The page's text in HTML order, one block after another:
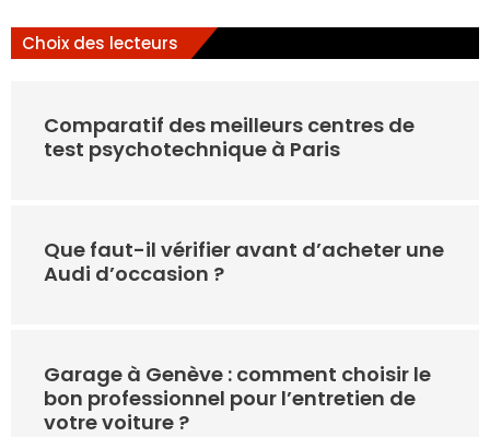
Choix des lecteurs
Comparatif des meilleurs centres de
test psychotechnique à Paris
Que faut-il vérifier avant d’acheter une
Audi d’occasion ?
Garage à Genève : comment choisir le
bon professionnel pour l’entretien de
votre voiture ?